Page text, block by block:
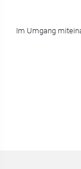
Im Umgang